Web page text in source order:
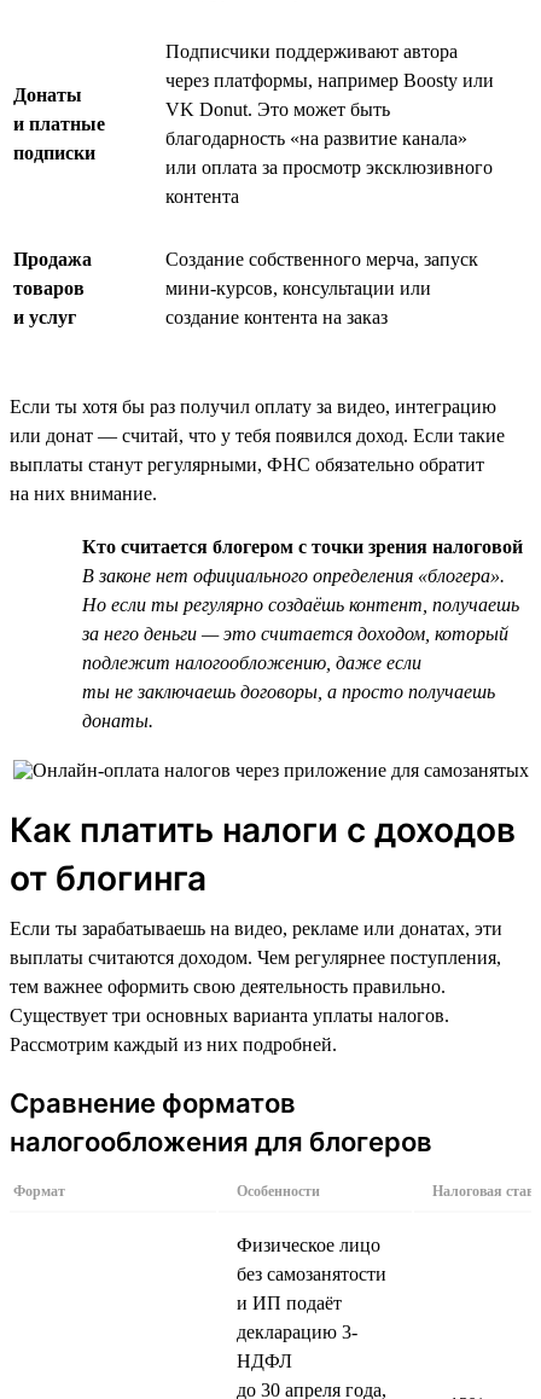
Донаты
и платные
подписки
Подписчики поддерживают автора
через платформы, например Boosty или
VK Donut. Это может быть
благодарность «на развитие канала»
или оплата за просмотр эксклюзивного
контента
Продажа
товаров
и услуг
Создание собственного мерча, запуск
мини-курсов, консультации или
создание контента на заказ
Если ты хотя бы раз получил оплату за видео, интеграцию
или донат — считай, что у тебя появился доход. Если такие
выплаты станут регулярными, ФНС обязательно обратит
на них внимание.
Кто считается блогером с точки зрения налоговой
В законе нет официального определения «блогера».
Но если ты регулярно создаёшь контент, получаешь
за него деньги — это считается доходом, который
подлежит налогообложению, даже если
ты не заключаешь договоры, а просто получаешь
донаты.
Как платить налоги с доходов
от блогинга
Если ты зарабатываешь на видео, рекламе или донатах, эти
выплаты считаются доходом. Чем регулярнее поступления,
тем важнее оформить свою деятельность правильно.
Существует три основных варианта уплаты налогов.
Рассмотрим каждый из них подробней.
Сравнение форматов
налогообложения для блогеров
Формат Особенности Налоговая
Физическое лицо
без самозанятости
и ИП подаёт
декларацию 3-
НДФЛ
до 30 апреля года,